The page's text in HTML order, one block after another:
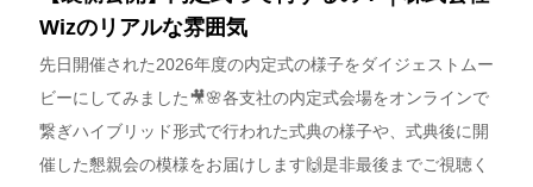
Wizのリアルな雰囲気
先日開催された2026年度の内定式の様子をダイジェストムー
ビーにしてみました🎥🌸各支社の内定式会場をオンラインで
繋ぎハイブリッド形式で行われた式典の様子や、式典後に開
催した懇親会の模様をお届けします🙌是非最後までご視聴く